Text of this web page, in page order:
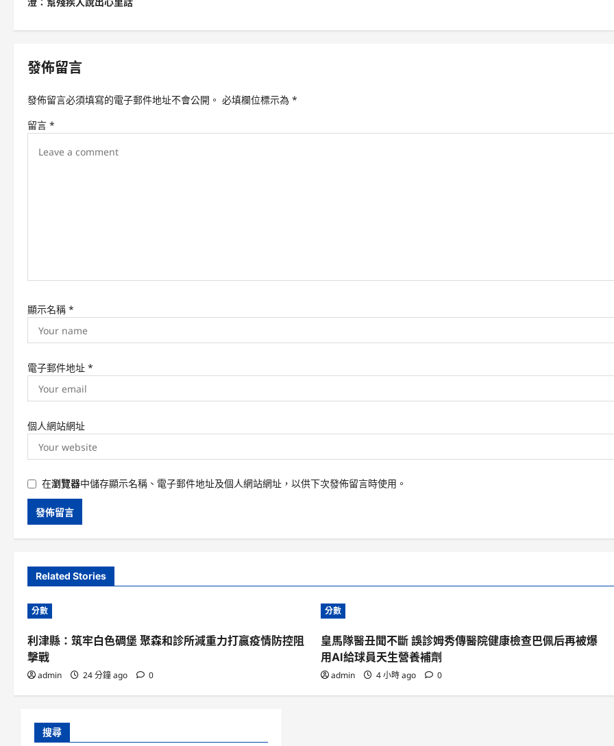
t
n
a
v
i
發佈留言
發佈留言必須填寫的電子郵件地址不會公開。 必填欄位標示為 *
留言 *
顯示名稱 *
電子郵件地址 *
個人網站網址
在瀏覽器中儲存顯示名稱、電子郵件地址及個人網站網址，以供下次發佈留言時使用。
Related Stories
分數
利津縣：筑牢白色碉堡 聚森和診所減重力打贏疫情防控阻
擊戰
admin 24 分鐘 ago 0
分數
皇馬隊醫丑聞不斷 誤診姆秀傳醫院健康檢查巴佩后再被爆
用AI給球員天生營養補劑
admin 4 小時 ago 0
搜尋